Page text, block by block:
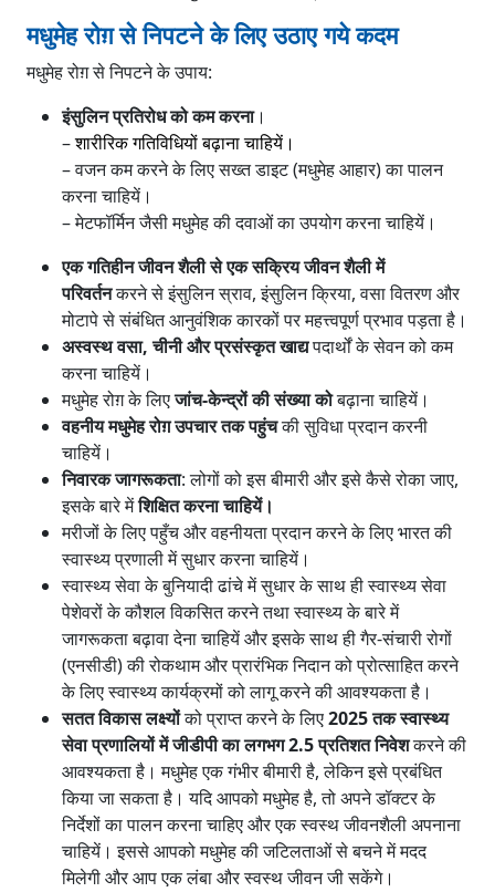
मधुमेह रोग़ से निपटने के लिए उठाए गये कदम
मधुमेह रोग़ से निपटने के उपाय:
इंसुलिन प्रतिरोध को कम करना।
–शारीरिक गतिविधियों बढ़ाना चाहियें।
– वजन कम करने के लिए सख्त डाइट (मधुमेह आहार) का पालन
करना चाहियें।
– मेटफॉर्मिन जैसी मधुमेह की दवाओं का उपयोग करना चाहियें।
एक गतिहीन जीवन शैली से एक सक्रिय जीवन शैली में
परिवर्तनकरने से इंसुलिन स्राव, इंसुलिन क्रिया, वसा वितरण और
मोटापे से संबंधित आनुवंशिक कारकों पर महत्त्वपूर्ण प्रभाव पड़ता है।
अस्वस्थ वसा, चीनी और प्रसंस्कृत खाद्यपदार्थों के सेवन को कम
करना चाहियें।
मधुमेह रोग़ के लिएजांच-केन्द्रों की संख्या कोबढ़ाना चाहियें।
वहनीय मधुमेह रोग़उपचार तक पहुंचकी सुविधा प्रदान करनी
चाहियें।
निवारक जागरूकता: लोगों को इस बीमारी और इसे कैसे रोका जाए,
इसके बारे मेंशिक्षित करना चाहियें।
मरीजों के लिए पहुँच और वहनीयता प्रदान करने के लिए भारत की
स्वास्थ्य प्रणाली में सुधार करना चाहियें।
स्वास्थ्य सेवा के बुनियादी ढांचे में सुधार के साथ ही स्वास्थ्य सेवा
पेशेवरों के कौशल विकसित करने तथा स्वास्थ्य के बारे में
जागरूकता बढ़ावा देना चाहियें और इसके साथ ही गैर-संचारी रोगों
(एनसीडी) की रोकथाम और प्रारंभिक निदान को प्रोत्साहित करने
के लिए स्वास्थ्य कार्यक्रमों को लागू करने की आवश्यकता है।
सतत विकास लक्ष्योंको प्राप्त करने के लिए2025 तक स्वास्थ्य
सेवा प्रणालियों में जीडीपी का लगभग 2.5प्रतिशत निवेशकरने की
आवश्यकता है। मधुमेह एक गंभीर बीमारी है, लेकिन इसे प्रबंधित
किया जा सकता है। यदि आपको मधुमेह है, तो अपने डॉक्टर के
निर्देशों का पालन करना चाहिए और एक स्वस्थ जीवनशैली अपनाना
चाहियें। इससे आपको मधुमेह की जटिलताओं से बचने में मदद
मिलेगी और आप एक लंबा और स्वस्थ जीवन जी सकेंगे।